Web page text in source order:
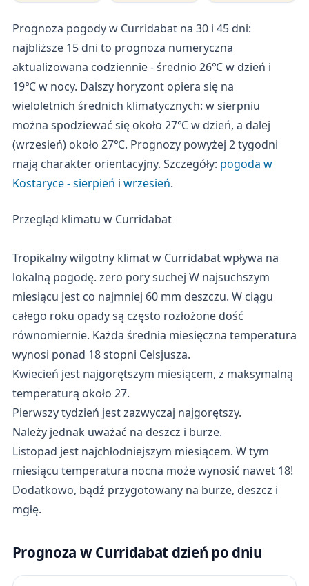
Prognoza pogody w Curridabat na 30 i 45 dni:
najbliższe 15 dni to prognoza numeryczna
aktualizowana codziennie - średnio 26℃ w dzień i
19℃ w nocy. Dalszy horyzont opiera się na
wieloletnich średnich klimatycznych: w sierpniu
można spodziewać się około 27℃ w dzień, a dalej
(wrzesień) około 27℃. Prognozy powyżej 2 tygodni
mają charakter orientacyjny. Szczegóły: pogoda w
Kostaryce - sierpień i wrzesień.
Przegląd klimatu w Curridabat
Tropikalny wilgotny klimat w Curridabat wpływa na
lokalną pogodę. zero pory suchej W najsuchszym
miesiącu jest co najmniej 60 mm deszczu. W ciągu
całego roku opady są często rozłożone dość
równomiernie. Każda średnia miesięczna temperatura
wynosi ponad 18 stopni Celsjusza.
Kwiecień jest najgorętszym miesiącem, z maksymalną
temperaturą około 27.
Pierwszy tydzień jest zazwyczaj najgorętszy.
Należy jednak uważać na deszcz i burze.
Listopad jest najchłodniejszym miesiącem. W tym
miesiącu temperatura nocna może wynosić nawet 18!
Dodatkowo, bądź przygotowany na burze, deszcz i
mgłę.
Prognoza w Curridabat dzień po dniu